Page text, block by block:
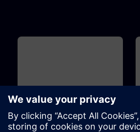
36m
SINUMERIK - Fundamental